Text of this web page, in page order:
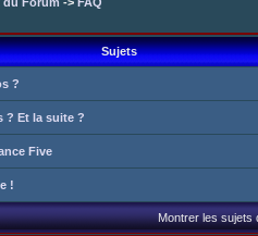
Sujets
?
? Et la suite ?
Five
!
Montrer les sujets